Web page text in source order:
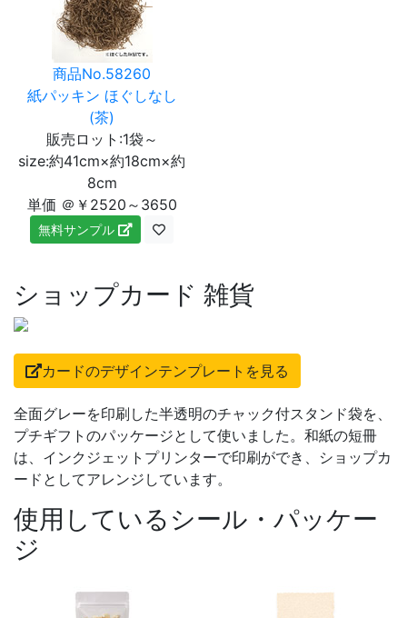
商品No.58260
紙パッキン ほぐしなし
(茶)
販売ロット:1袋～
size:約41cm×約18cm×約
8cm
単価 ＠￥2520～3650
無料サンプル
ショップカード 雑貨
カードのデザインテンプレートを見る
全面グレーを印刷した半透明のチャック付スタンド袋を、
プチギフトのパッケージとして使いました。和紙の短冊
は、インクジェットプリンターで印刷ができ、ショップカ
ードとしてアレンジしています。
使用しているシール・パッケー
ジ